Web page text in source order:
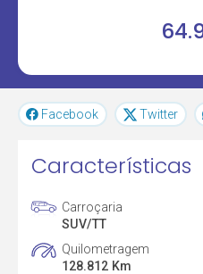
Facebook Twitter
Características
Carroçaria
SUV/TT
Quilometragem
128.812 Km